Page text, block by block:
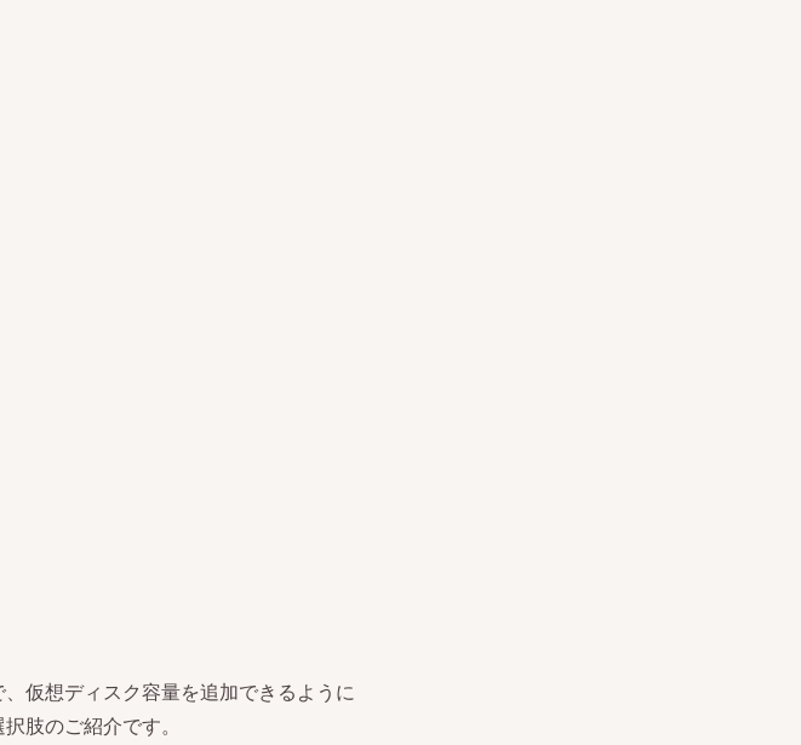
、仮想ディスク容量を追加できるように
肢のご紹介です。